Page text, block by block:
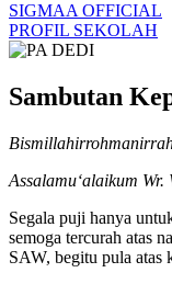
SIGMAA OFFICIAL
PROFIL SEKOLAH
Sambutan
Assalamu‘alaikum Wr.
Segala puji hanya
semoga tercurah atas
SAW, begitu pula atas